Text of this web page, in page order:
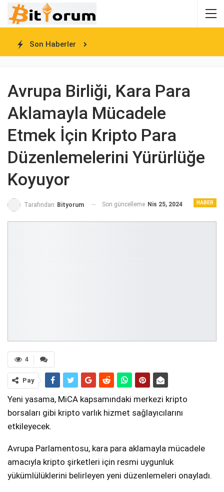
Son Haberler
Avrupa Birliği, Kara Para
Aklamayla Mücadele
Etmek İçin Kripto Para
Düzenlemelerini Yürürlüğe
Koyuyor
HABER
Tarafından Bityorum Son güncelleme Nis 25, 2024
4
Pay
Yeni yasama, MiCA kapsamındaki merkezi kripto
borsaları gibi kripto varlık hizmet sağlayıcılarını
etkileyecek.
Avrupa Parlamentosu, kara para aklamayla mücadele
amacıyla kripto şirketleri için resmi uygunluk
yükümlülüklerini belirleyen yeni düzenlemeleri onayladı.